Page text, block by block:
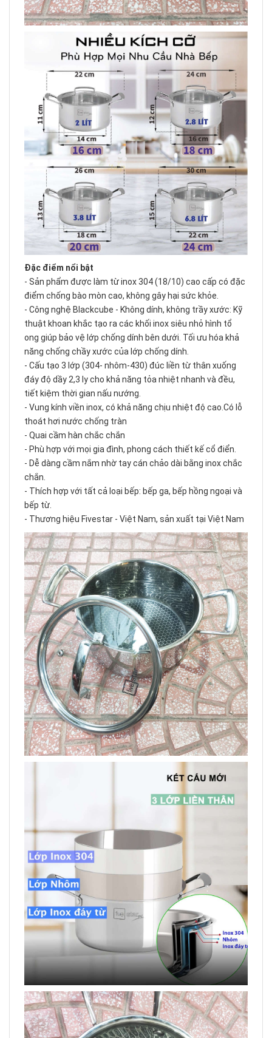
Đặc điểm nổi bật
- Sản phẩm được làm từ inox 304 (18/10) cao cấp có đặc
điểm chống bào mòn cao, không gây hại sức khỏe.
- Công nghệ Blackcube - Không dính, không trầy xước: Kỹ
thuật khoan khắc tạo ra các khối inox siêu nhỏ hình tổ
ong giúp bảo vệ lớp chống dính bên dưới. Tối ưu hóa khả
năng chống chầy xước của lớp chống dính.
- Cấu tạo 3 lớp (304- nhôm-430) đúc liền từ thân xuống
đáy độ dầy 2,3 ly cho khả năng tỏa nhiệt nhanh và đều,
tiết kiệm thời gian nấu nướng.
- Vung kính viền inox, có khả năng chịu nhiệt độ cao.Có lỗ
thoát hơi nước chống tràn
- Quai cầm hàn chắc chắn
- Phù hợp với mọi gia đình, phong cách thiết kế cổ điển.
- Dễ dàng cầm nắm nhờ tay cán chảo dài bằng inox chắc
chắn.
- Thích hợp với tất cả loại bếp: bếp ga, bếp hồng ngoại và
bếp từ.
- Thương hiệu Fivestar - Việt Nam, sản xuất tại Việt Nam